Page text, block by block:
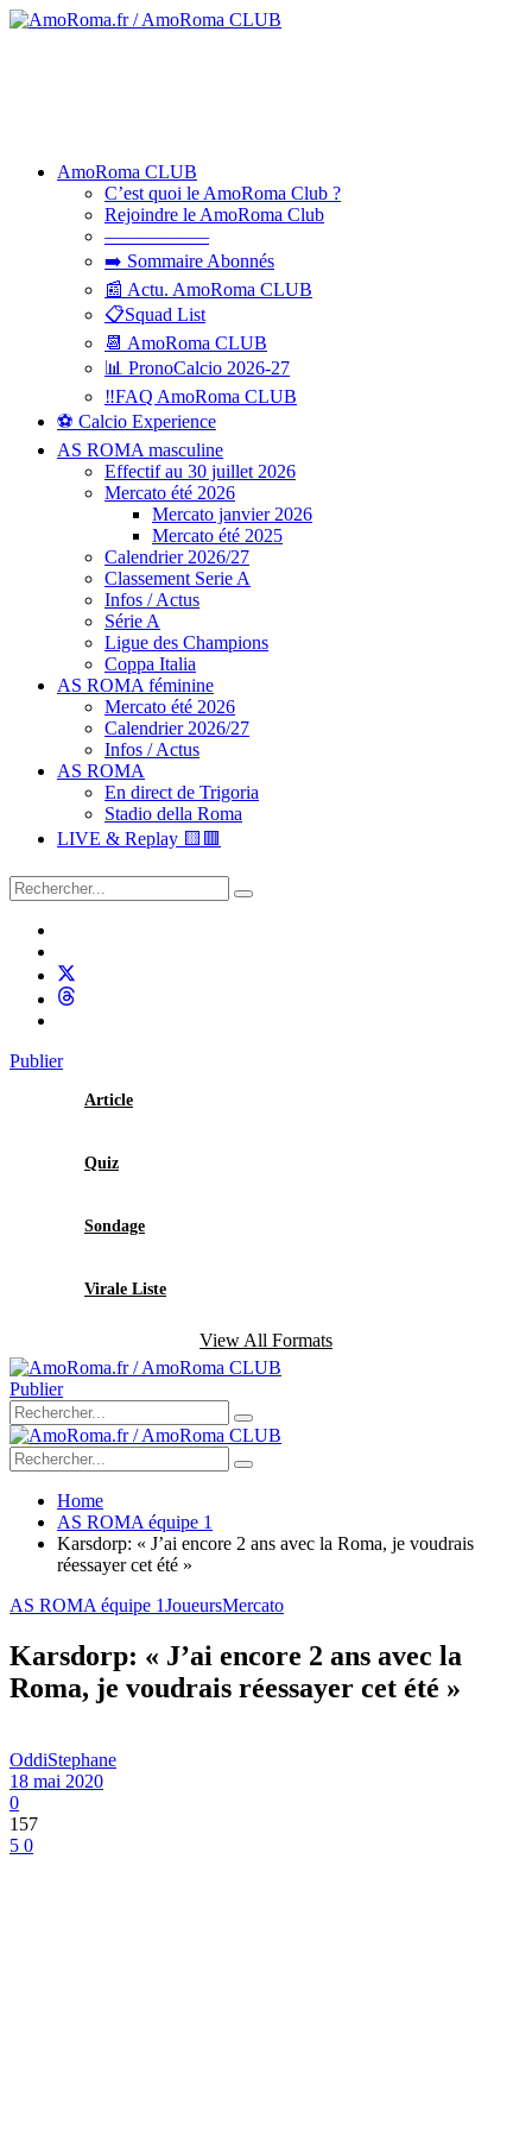
AmoRoma CLUB
C’est quoi le AmoRoma Club ?
Rejoindre le AmoRoma Club
—————–
➡️ Sommaire Abonnés
📰 Actu. AmoRoma CLUB
📋Squad List
📆 AmoRoma CLUB
📊 PronoCalcio 2026-27
‼️FAQ AmoRoma CLUB
⚽ Calcio Experience
AS ROMA masculine
Effectif au 30 juillet 2026
Mercato été 2026
Mercato janvier 2026
Mercato été 2025
Calendrier 2026/27
Classement Serie A
Infos / Actus
Série A
Ligue des Champions
Coppa Italia
AS ROMA féminine
Mercato été 2026
Calendrier 2026/27
Infos / Actus
AS ROMA
En direct de Trigoria
Stadio della Roma
LIVE & Replay 🟨🟥
Publier
Article
Quiz
Sondage
Virale Liste
View All Formats
Publier
Home
AS ROMA équipe 1
Karsdorp: « J’ai encore 2 ans avec la Roma, je voudrais
réessayer cet été »
AS ROMA équipe 1JoueursMercato
Karsdorp: « J’ai encore 2 ans avec la
Roma, je voudrais réessayer cet été »
OddiStephane
18 mai 2020
0
157
5 0